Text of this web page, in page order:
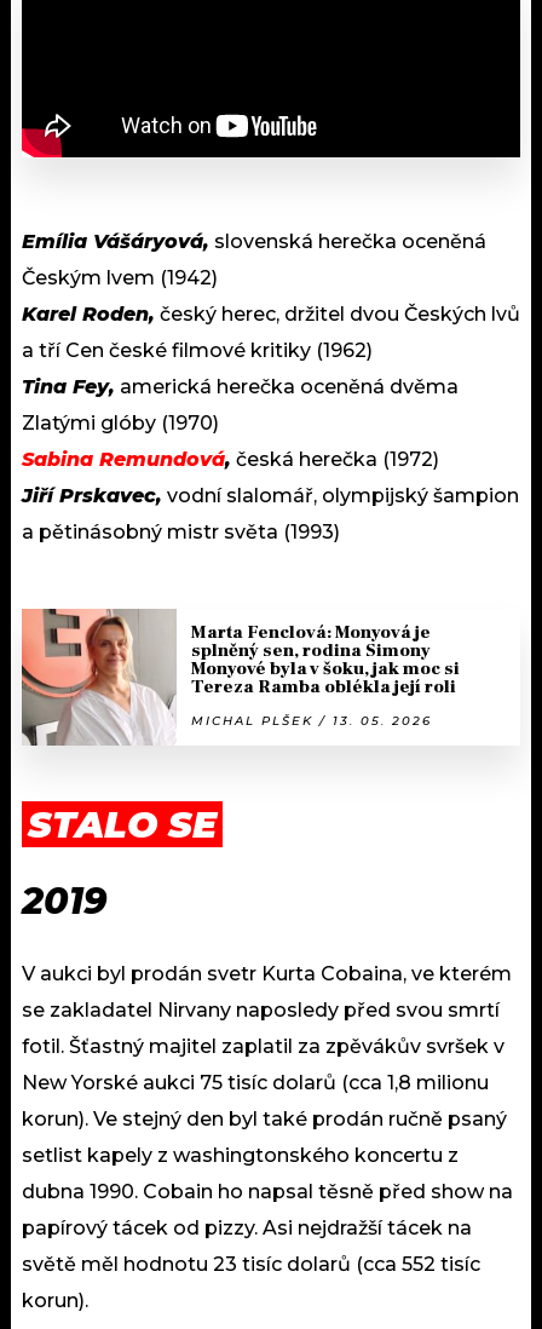
Emília Vášáryová, slovenská herečka oceněná
Českým lvem (1942)
Karel Roden, český herec, držitel dvou Českých lvů
a tří Cen české filmové kritiky (1962)
Tina Fey, americká herečka oceněná dvěma
Zlatými glóby (1970)
Sabina Remundová, česká herečka (1972)
Jiří Prskavec, vodní slalomář, olympijský šampion
a pětinásobný mistr světa (1993)
Marta Fenclová: Monyová je
splněný sen, rodina Simony
Monyové byla v šoku, jak moc si
Tereza Ramba oblékla její roli
MICHAL PLŠEK / 13. 05. 2026
STALO SE
2019
V aukci byl prodán svetr Kurta Cobaina, ve kterém
se zakladatel Nirvany naposledy před svou smrtí
fotil. Šťastný majitel zaplatil za zpěvákův svršek v
New Yorské aukci 75 tisíc dolarů (cca 1,8 milionu
korun). Ve stejný den byl také prodán ručně psaný
setlist kapely z washingtonského koncertu z
dubna 1990. Cobain ho napsal těsně před show na
papírový tácek od pizzy. Asi nejdražší tácek na
světě měl hodnotu 23 tisíc dolarů (cca 552 tisíc
korun).